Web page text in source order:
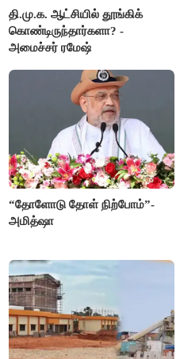
தி.மு.க. ஆட்சியில் தூங்கிக்
கொண்டிருந்தார்களா? -
அமைச்சர் ரமேஷ்
“தோளோடு தோள் நிற்போம்”-
அமித்ஷா